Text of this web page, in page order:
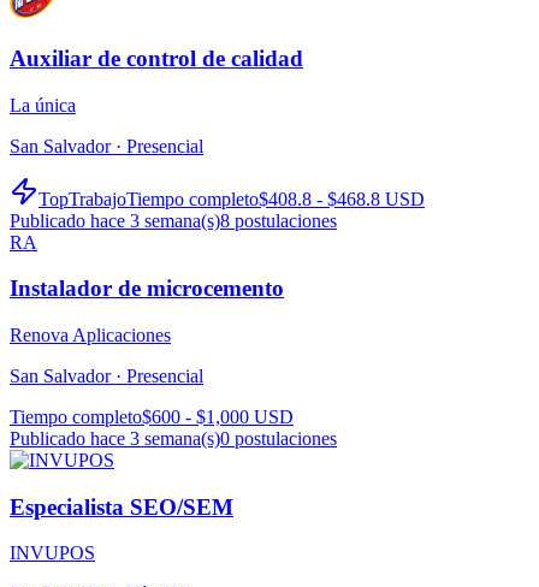
Auxiliar de control de calidad
La única
San Salvador · Presencial
TopTrabajoTiempo completo$408.8 - $468.8 USD
Publicado hace 3 semana(s)8 postulaciones
RA
Instalador de microcemento
Renova Aplicaciones
San Salvador · Presencial
Tiempo completo$600 - $1,000 USD
Publicado hace 3 semana(s)0 postulaciones
Especialista SEO/SEM
INVUPOS